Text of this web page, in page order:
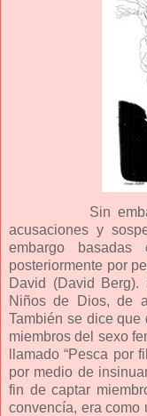
Sin
acusaciones y
embargo
posteriormente por
David (David
Niños de Dios, de
También se dice
miembros del sexo
llamado “Pesca por
por medio de
fin de captar
convencía, era como